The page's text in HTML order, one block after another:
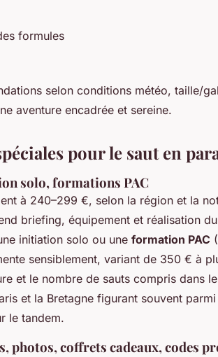
formules
selon conditions météo, taille/
aventure encadrée et sereine.
pour le saut en
solo, formations PAC
à 240–299 €, selon la région et la
briefing, équipement et réalisation
initiation solo ou une formation PAC
sensiblement, variant de 350 € à
et le nombre de sauts compris dans
et la Bretagne figurant souvent
le tandem.
photos, coffrets cadeaux, codes